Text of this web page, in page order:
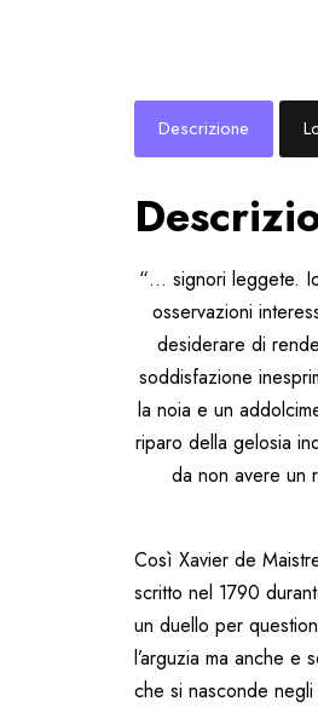
Descrizione
“… signori leggete.
osservazioni
desiderare di
soddisfazione
la noia e un
riparo della gelosia
da non avere un
Così Xavier de
scritto nel 1790
un duello per
l’arguzia ma anche
che si nasconde